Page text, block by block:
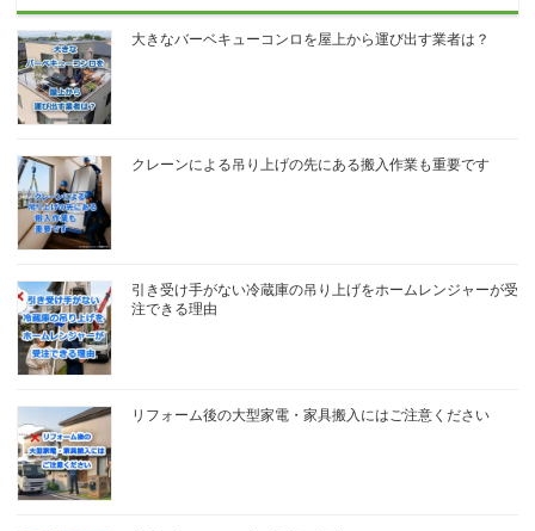
大きなバーベキューコンロを屋上から運び出す業者は？
クレーンによる吊り上げの先にある搬入作業も重要です
引き受け手がない冷蔵庫の吊り上げをホームレンジャーが受
注できる理由
リフォーム後の大型家電・家具搬入にはご注意ください